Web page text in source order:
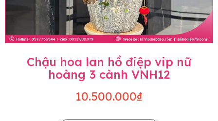
Chậu hoa lan hồ điệp vip nữ
hoàng 3 cành VNH12
10.500.000₫